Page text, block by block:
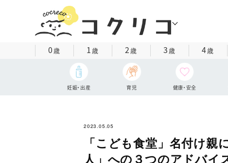
0歳 1歳 2歳 3歳 4歳
妊娠・出産 育児 健康・安全
2023.05.05
「こども食堂」名付け
人」への３つのアドバイ